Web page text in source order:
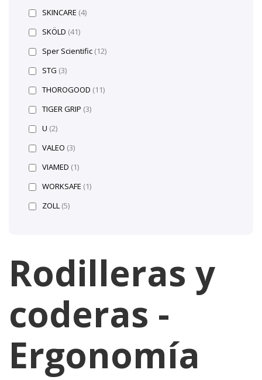
Rodilleras y
coderas -
Ergonomía
SKINCARE (4)
SKÖLD (41)
Sper Scientific (12)
STG (3)
THOROGOOD (11)
TIGER GRIP (3)
U (2)
VALEO (3)
VIAMED (1)
WORKSAFE (1)
ZOLL (5)